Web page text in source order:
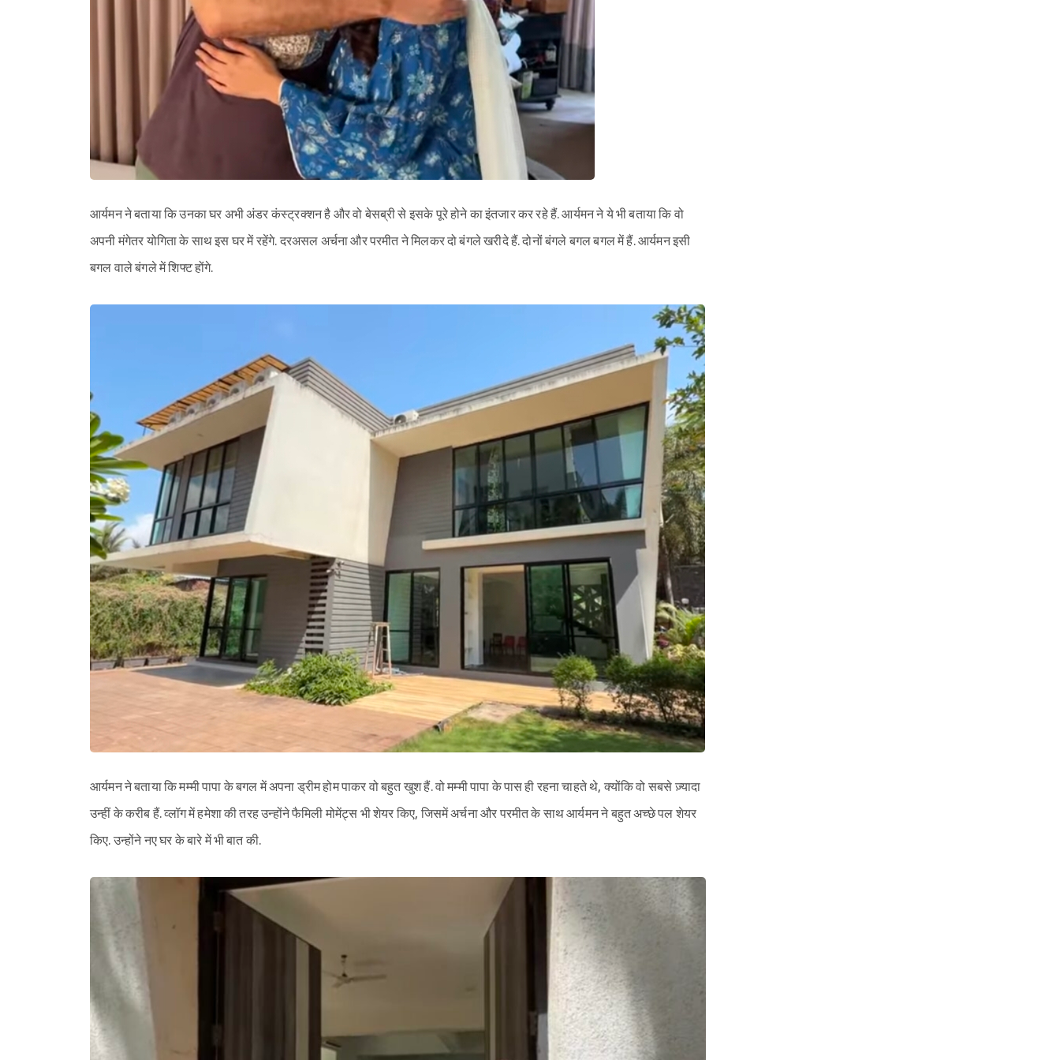
आर्यमन ने बताया कि उनका घर अभी अंडर कंस्ट्रक्शन है और वो बेसब्री से इसके पूरे होने का इंतजार कर रहे हैं. आर्यमन ने ये भी बताया कि वो
अपनी मंगेतर योगिता के साथ इस घर में रहेंगे. दरअसल अर्चना और परमीत ने मिलकर दो बंगले खरीदे हैं. दोनों बंगले बगल बगल में हैं. आर्यमन इसी
बगल वाले बंगले में शिफ्ट होंगे.
आर्यमन ने बताया कि मम्मी पापा के बगल में अपना ड्रीम होम पाकर वो बहुत खुश हैं. वो मम्मी पापा के पास ही रहना चाहते थे, क्योंकि वो सबसे ज़्यादा
उन्हीं के करीब हैं. व्लॉग में हमेशा की तरह उन्होंने फैमिली मोमेंट्स भी शेयर किए, जिसमें अर्चना और परमीत के साथ आर्यमन ने बहुत अच्छे पल शेयर
किए. उन्होंने नए घर के बारे में भी बात की.